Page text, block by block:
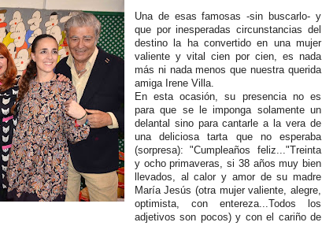
Una de esas famosas -sin buscarlo- y
que por inesperadas circunstancias del
destino la ha convertido en una mujer
valiente y vital cien por cien, es nada
más ni nada menos que nuestra querida
amiga Irene Villa.
En esta ocasión, su presencia no es
para que se le imponga solamente un
delantal sino para cantarle a la vera de
una deliciosa tarta que no esperaba
(sorpresa): "Cumpleaños feliz..."Treinta
y ocho primaveras, si 38 años muy bien
llevados, al calor y amor de su madre
María Jesús (otra mujer valiente, alegre,
optimista, con entereza...Todos los
adjetivos son pocos) y con el cariño de